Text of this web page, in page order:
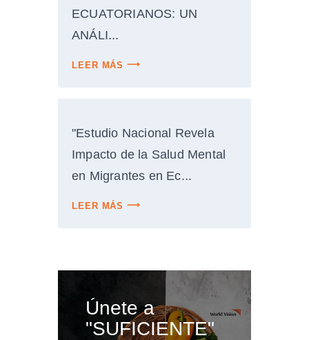
ECUATORIANOS: UN
ANÁLI...
LEER MÁS
"Estudio Nacional Revela
Impacto de la Salud Mental
en Migrantes en Ec...
LEER MÁS
Únete a
"SUFICIENTE"